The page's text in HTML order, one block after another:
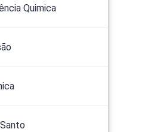
Quimica